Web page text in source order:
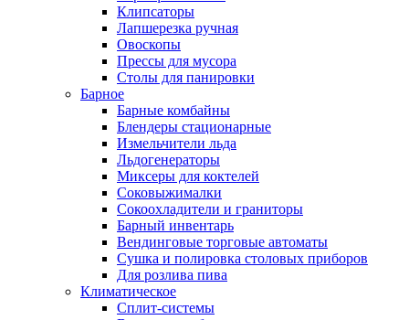
Клипсаторы
Лапшерезка ручная
Овоскопы
Прессы для мусора
Столы для панировки
Барное
Барные комбайны
Блендеры стационарные
Измельчители льда
Льдогенераторы
Миксеры для коктелей
Соковыжималки
Сокоохладители и граниторы
Барный инвентарь
Вендинговые торговые автоматы
Сушка и полировка столовых приборов
Для розлива пива
Климатическое
Сплит-системы